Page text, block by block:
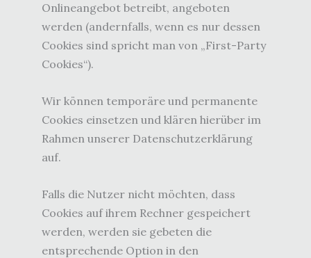
Onlineangebot betreibt, angeboten
werden (andernfalls, wenn es nur dessen
Cookies sind spricht man von „First-Party
Cookies“).
Wir können temporäre und permanente
Cookies einsetzen und klären hierüber im
Rahmen unserer Datenschutzerklärung
auf.
Falls die Nutzer nicht möchten, dass
Cookies auf ihrem Rechner gespeichert
werden, werden sie gebeten die
entsprechende Option in den